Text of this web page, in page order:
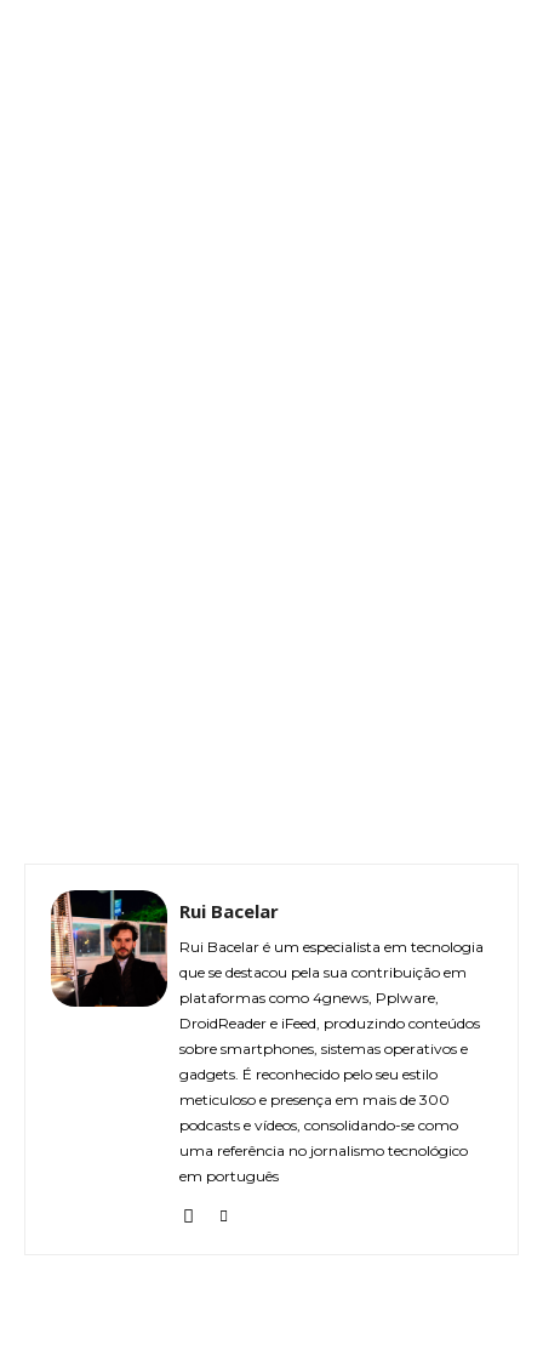
Rui Bacelar
Rui Bacelar é um especialista em tecnologia
que se destacou pela sua contribuição em
plataformas como 4gnews, Pplware,
DroidReader e iFeed, produzindo conteúdos
sobre smartphones, sistemas operativos e
gadgets. É reconhecido pelo seu estilo
meticuloso e presença em mais de 300
podcasts e vídeos, consolidando-se como
uma referência no jornalismo tecnológico
em português